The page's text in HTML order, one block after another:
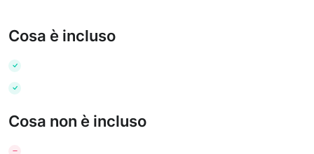
Cosa è incluso
Cosa non è incluso